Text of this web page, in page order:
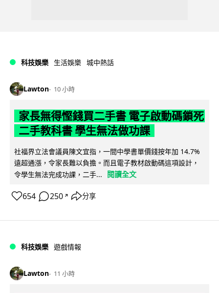
科技娛樂 生活娛樂 城中熱話
Lawton 10 小時
家長無得慳錢買二手書 電子啟動碼鎖死
二手教科書 學生無法做功課
社福界立法會議員陳文宜指，一間中學書單價錢按年加 14.7%
遠超通漲，令家長難以負擔。而且電子教材啟動碼這項設計，
令學生無法完成功課，二手...
閱讀全文
654 250 ↗ 分享
科技娛樂 遊戲情報
Lawton 11 小時